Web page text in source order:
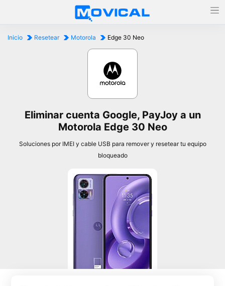
Inicio Resetear Motorola Edge 30 Neo
Eliminar cuenta Google, PayJoy a un
Motorola Edge 30 Neo
Soluciones por IMEI y cable USB para remover y resetear tu equipo
bloqueado